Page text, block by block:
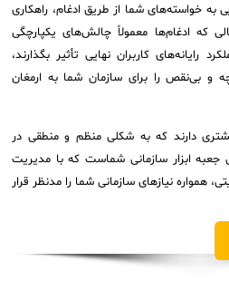
خواسته‌های شما از طریق ادغام، راهکاری
که ادغام‌ها معمولاً چالش‌های یکپارچگی
رایانه‌های کاربران نهایی تأثیر بگذارند،
و بی‌نقص را برای سازمان شما به ارمغان
بیشتری دارند که به شکلی منظم و منطقی در
ابزار سازمانی شماست که با مدیریت
همواره نیازهای سازمانی شما را مدنظر قرار